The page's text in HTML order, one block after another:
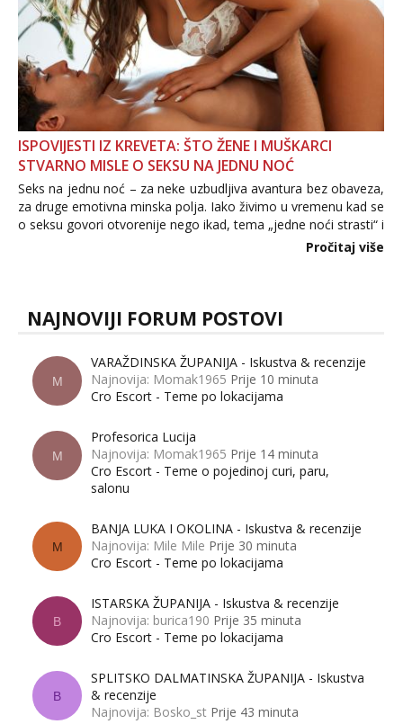
ISPOVIJESTI IZ KREVETA: ŠTO ŽENE I MUŠKARCI
STVARNO MISLE O SEKSU NA JEDNU NOĆ
Seks na jednu noć – za neke uzbudljiva avantura bez obaveza,
za druge emotivna minska polja. Iako živimo u vremenu kad se
o seksu govori otvorenije nego ikad, tema „jedne noći strasti“ i
dalje izaziva burne rasprave. Što zapravo misle žene, a što
Pročitaj više
NAJNOVIJI FORUM POSTOVI
M
VARAŽDINSKA ŽUPANIJA - Iskustva & recenzije
Najnovija: Momak1965 Prije 10 minuta
Cro Escort - Teme po lokacijama
M
Profesorica Lucija
Najnovija: Momak1965 Prije 14 minuta
Cro Escort - Teme o pojedinoj curi, paru,
salonu
M
BANJA LUKA I OKOLINA - Iskustva & recenzije
Najnovija: Mile Mile Prije 30 minuta
Cro Escort - Teme po lokacijama
B
ISTARSKA ŽUPANIJA - Iskustva & recenzije
Najnovija: burica190 Prije 35 minuta
Cro Escort - Teme po lokacijama
B
SPLITSKO DALMATINSKA ŽUPANIJA - Iskustva
& recenzije
Najnovija: Bosko_st Prije 43 minuta